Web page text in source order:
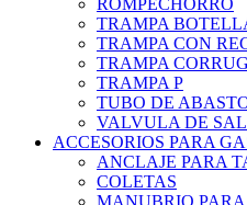
ROMPECHORRO
TRAMPA
TRAMPA CON
TRAMPA
TRAMPA P
TUBO DE
VALVULA DE
ACCESORIOS PARA
ANCLAJE PARA
COLETAS